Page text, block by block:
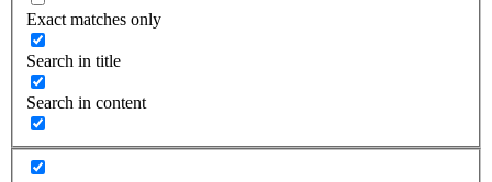
Exact matches only
Search in title
Search in content